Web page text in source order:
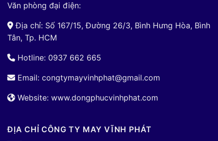
Văn phòng đại điện:
Địa chỉ: Số 167/15, Đường 26/3, Bình Hưng Hòa, Bình
Tân, Tp. HCM
Hotline: 0937 662 665
Email: congtymayvinhphat@gmail.com
Website: www.dongphucvinhphat.com
ĐỊA CHỈ CÔNG TY MAY VĨNH PHÁT